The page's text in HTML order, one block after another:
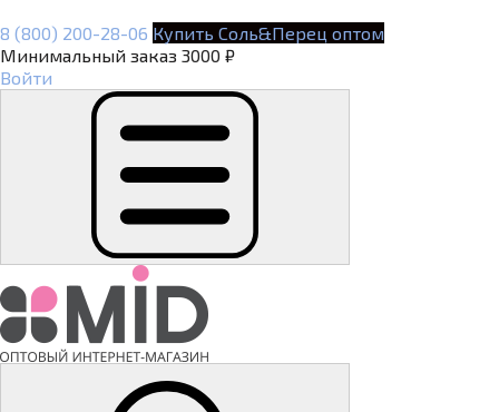
8 (800) 200-28-06 Купить Соль&Перец оптом
Минимальный заказ 3000 ₽
Войти